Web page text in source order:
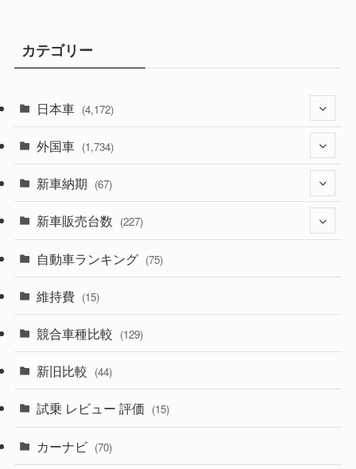
カテゴリー
日本車 (4,172)
(1,321)
(329)
(525)
(357)
(328)
(194)
(230)
(253)
外国車 (1,734)
(242)
(85)
(84)
(14)
(222)
(50)
(58)
新車納期 (67)
(28)
(8)
(3)
(3)
(1)
新車販売台数 (227)
(21)
(5)
(7)
(5)
自動車ランキング (75)
維持費 (15)
競合車種比較 (129)
新旧比較 (44)
試乗 レビュー 評価 (15)
カーナビ (70)